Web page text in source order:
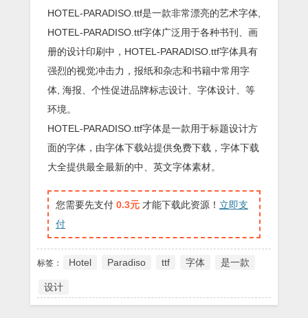
HOTEL-PARADISO.ttf是一款非常漂亮的艺术字体,
HOTEL-PARADISO.ttf字体广泛用于各种书刊、画
册的设计印刷中，HOTEL-PARADISO.ttf字体具有
强烈的视觉冲击力，报纸和杂志和书籍中常用字
体, 海报、个性促进品牌标志设计、字体设计、等
环境。
HOTEL-PARADISO.ttf字体是一款用于标题设计方
面的字体，由字体下载站提供免费下载，字体下载
大全提供最全最新的中、英文字体素材。
您需要先支付 0.3元 才能下载此资源！ 立即支
付
标签： Hotel Paradiso ttf 字体 是一款
设计